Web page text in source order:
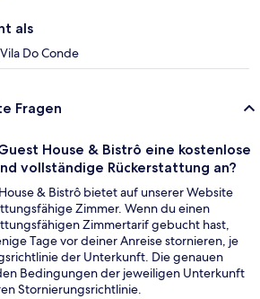
als
Do Conde
Fragen
House & Bistrô eine kostenlose
vollständige Rückerstattung an?
& Bistrô bietet auf unserer Website
Zimmer. Wenn du einen
Zimmertarif gebucht hast,
Tage vor deiner Anreise stornieren, je
der Unterkunft. Die genauen
Bedingungen der jeweiligen Unterkunft
Stornierungsrichtlinie.